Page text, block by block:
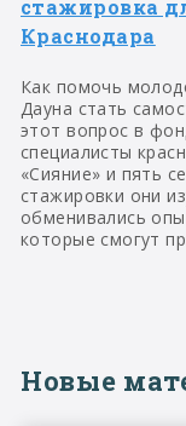
стажировка
Краснодара
Как помочь
Дауна стать
этот вопрос в
специалисты
«Сияние» и пять
стажировки они
обменивались
которые смогут
Новые